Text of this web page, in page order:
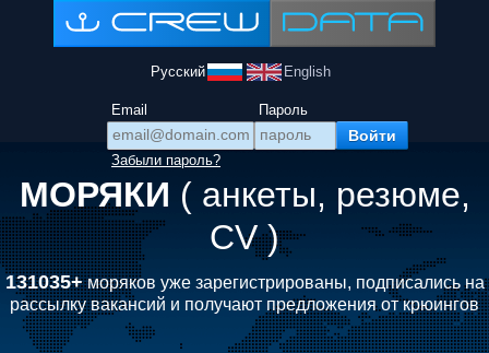
Русский English
Email Пароль
Забыли пароль?
МОРЯКИ ( анкеты, резюме,
CV )
131035+моряков уже зарегистрированы, подписались на
рассылку вакансий и получают предложения от крюингов